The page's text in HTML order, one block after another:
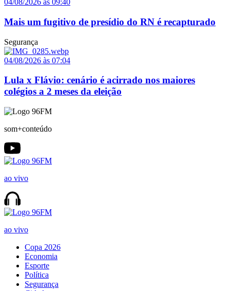
04/08/2026 às 09:40
Mais um fugitivo de presídio do RN é recapturado
Segurança
04/08/2026 às 07:04
Lula x Flávio: cenário é acirrado nos maiores
colégios a 2 meses da eleição
som+conteúdo
ao vivo
ao vivo
Copa 2026
Economia
Esporte
Política
Segurança